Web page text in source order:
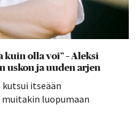
kuin olla voi” – Aleksi
uskon ja uuden arjen
kutsui itseään
luopumaan